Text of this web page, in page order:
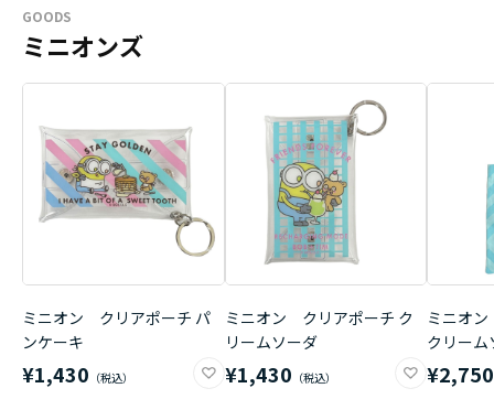
GOODS
ミニオンズ
ミニオン クリアポーチ パ
ンケーキ
¥1,430
ミニオン クリアポーチ ク
リームソーダ
¥1,430
ミニオ
クリーム
¥2,750